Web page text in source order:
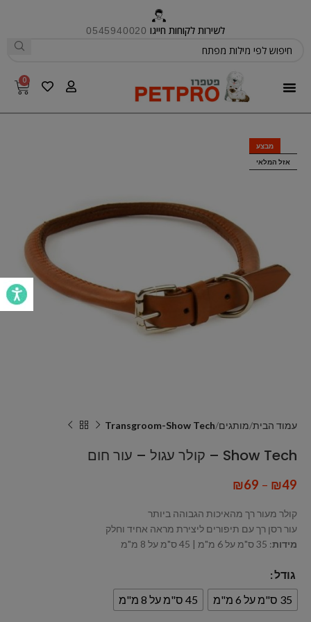
לשירות לקוחות חייגו 0545940020
0
מבצע
אזל המלאי
עמוד הבית מותגים Transgroom-Show Tech
Show Tech – קולר עגול – עור חום
₪49
–
₪69
קולר מעור רך מהאיכות הגבוהה ביותר
עור רסן רך עם תיפורים ליצירת מראה אחיד וחלק
מידות: 35 ס"מ על 6 מ"מ | 45 ס"מ על 8 מ"מ
גודל
35 ס"מ על 6 מ"מ
45 ס"מ על 8 מ"מ